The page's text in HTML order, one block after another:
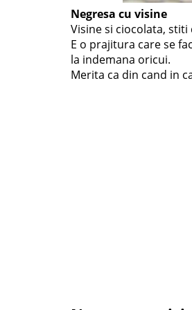
Negresa cu visine
Visine si ciocolata,
E o prajitura care se
la indemana oricui.
Merita ca din cand in